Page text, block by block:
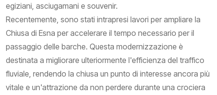
egiziani, asciugamani e souvenir.
Recentemente, sono stati intrapresi lavori per ampliare la
Chiusa di Esna per accelerare il tempo necessario per il
passaggio delle barche. Questa modernizzazione è
destinata a migliorare ulteriormente l'efficienza del traffico
fluviale, rendendo la chiusa un punto di interesse ancora più
vitale e un'attrazione da non perdere durante una crociera